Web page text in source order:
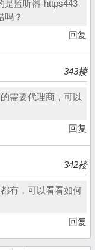
是监听器-https443
吗？
回复
343楼
需要代理商，可以
回复
342楼
有，可以看看如何
回复